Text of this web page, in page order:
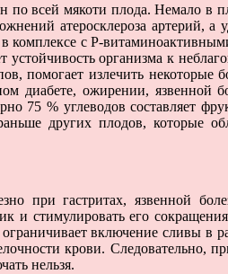
по всей мякоти плода. Немало в
атеросклероза артерий, а
комплексе с Р-
организма к
помогает излечить некоторые
диабете, ожирении, язвенной
75 % углеводов составляет
других плодов, которые
при гастритах, язвенной
и стимулировать его
ограничивает включение сливы
крови. Следовательно,
нельзя.